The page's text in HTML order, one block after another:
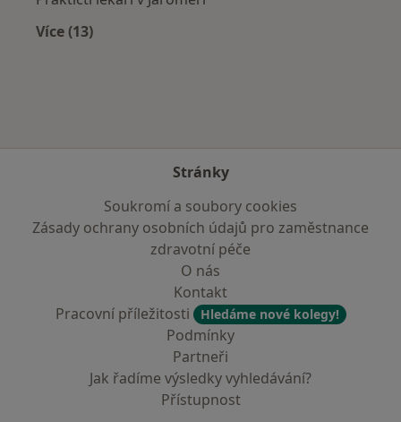
Více (13)
Stránky
Soukromí a soubory cookies
Zásady ochrany osobních údajů pro zaměstnance
zdravotní péče
O nás
Kontakt
Pracovní příležitosti
Hledáme nové kolegy!
Podmínky
Partneři
Jak řadíme výsledky vyhledávání?
Přístupnost